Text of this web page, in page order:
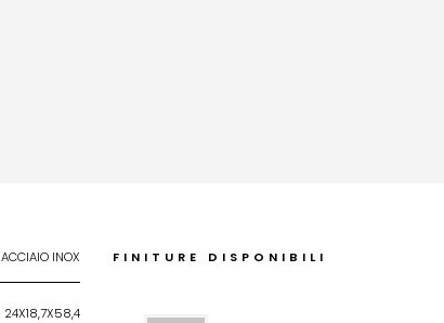
ACCIAIO INOX
24X18,7X58,4
FINITURE DISPONIBILI